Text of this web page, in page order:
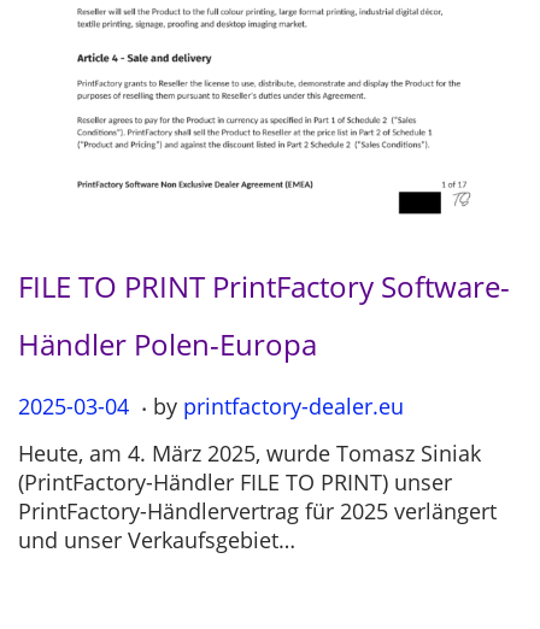
FILE TO PRINT PrintFactory Software-
Händler Polen-Europa
P
s
t
e
d
2025-03-04 2
2
5
-
0
. by printfactory-dealer.eu
Heute, am 4. März 2025, wurde Tomasz Siniak
(PrintFactory-Händler FILE TO PRINT) unser
PrintFactory-Händlervertrag für 2025 verlängert
und unser Verkaufsgebiet…